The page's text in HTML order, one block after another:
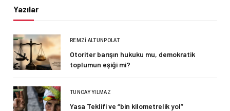
Yazılar
REMZI ALTUNPOLAT
Otoriter barışın hukuku mu, demokratik
toplumun eşiği mi?
TUNCAY YILMAZ
Yasa Teklifi ve “bin kilometrelik yol”